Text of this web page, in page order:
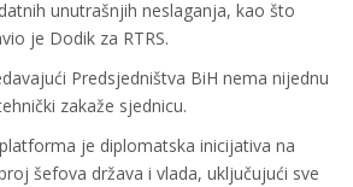
unutrašnjih neslaganja, kao što
je Dodik za RTRS.
Predsjedništva BiH nema nijednu
zakaže sjednicu.
je diplomatska inicijativa na
šefova država i vlada, uključujući sve